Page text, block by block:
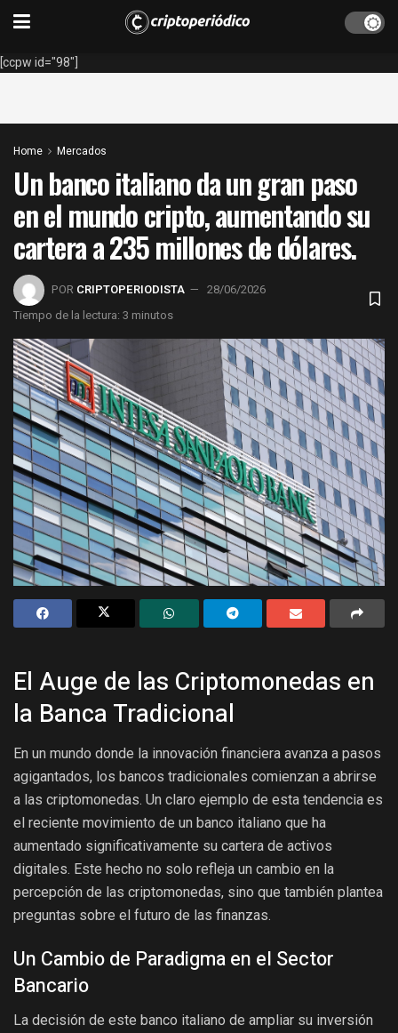
[ccpw id="98"]
Home Mercados
Un banco italiano da un gran paso
en el mundo cripto, aumentando su
cartera a 235 millones de dólares.
POR CRIPTOPERIODISTA
28/06/2026
Tiempo de la lectura: 3 minutos
El Auge de las Criptomonedas en
la Banca Tradicional
En un mundo donde la innovación financiera avanza a pasos
agigantados, los bancos tradicionales comienzan a abrirse
a las criptomonedas. Un claro ejemplo de esta tendencia es
el reciente movimiento de un banco italiano que ha
aumentado significativamente su cartera de activos
digitales. Este hecho no solo refleja un cambio en la
percepción de las criptomonedas, sino que también plantea
preguntas sobre el futuro de las finanzas.
Un Cambio de Paradigma en el Sector
Bancario
La decisión de este banco italiano de ampliar su inversión